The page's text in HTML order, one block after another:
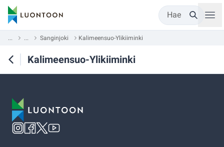
Hae
... ... Sanginjoki Kalimeensuo-Ylikiiminki
Kalimeensuo-Ylikiiminki